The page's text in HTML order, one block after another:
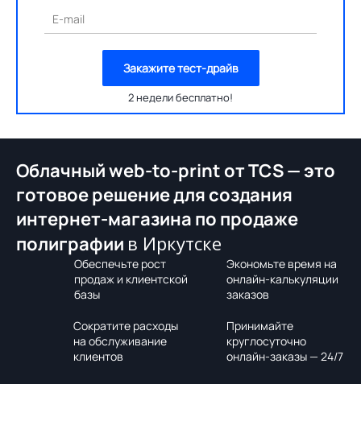
E-mail
Закажите тест-драйв
2 недели бесплатно!
Облачный web-to-print от TCS — это
готовое решение для создания
интернет-магазина по продаже
полиграфии в Иркутске
Обеспечьте рост
продаж и клиентской
базы
Экономьте время на
онлайн-калькуляции
заказов
Сократите расходы
на обслуживание
клиентов
Принимайте
круглосуточно
онлайн-заказы — 24/7